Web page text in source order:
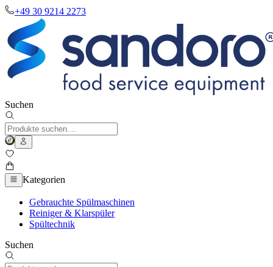
+49 30 9214 2273
Suchen
Kategorien
Gebrauchte Spülmaschinen
Reiniger & Klarspüler
Spültechnik
Suchen